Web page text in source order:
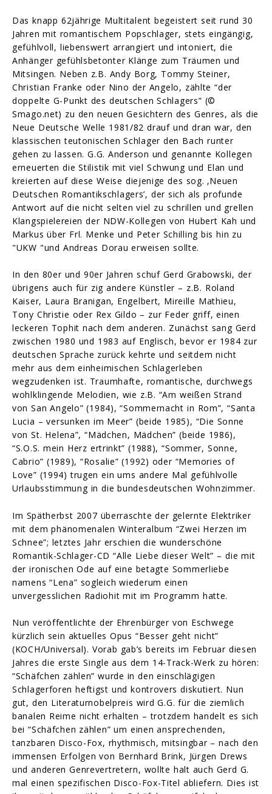
Das knapp 62jährige Multitalent begeistert seit rund 30
Jahren mit romantischem Popschlager, stets eingängig,
gefühlvoll, liebenswert arrangiert und intoniert, die
Anhänger gefühlsbetonter Klänge zum Träumen und
Mitsingen. Neben z.B. Andy Borg, Tommy Steiner,
Christian Franke oder Nino der Angelo, zählte “der
doppelte G-Punkt des deutschen Schlagers” (©
Smago.net) zu den neuen Gesichtern des Genres, als die
Neue Deutsche Welle 1981/82 drauf und dran war, den
klassischen teutonischen Schlager den Bach runter
gehen zu lassen. G.G. Anderson und genannte Kollegen
erneuerten die Stilistik mit viel Schwung und Elan und
kreierten auf diese Weise diejenige des sog. ‚Neuen
Deutschen Romantikschlagers’, der sich als profunde
Antwort auf die nicht selten viel zu schrillen und grellen
Klangspielereien der NDW-Kollegen von Hubert Kah und
Markus über Frl. Menke und Peter Schilling bis hin zu
"UKW "und Andreas Dorau erweisen sollte.
In den 80er und 90er Jahren schuf Gerd Grabowski, der
übrigens auch für zig andere Künstler – z.B. Roland
Kaiser, Laura Branigan, Engelbert, Mireille Mathieu,
Tony Christie oder Rex Gildo – zur Feder griff, einen
leckeren Tophit nach dem anderen. Zunächst sang Gerd
zwischen 1980 und 1983 auf Englisch, bevor er 1984 zur
deutschen Sprache zurück kehrte und seitdem nicht
mehr aus dem einheimischen Schlagerleben
wegzudenken ist. Traumhafte, romantische, durchwegs
wohlklingende Melodien, wie z.B. “Am weißen Strand
von San Angelo” (1984), “Sommernacht in Rom”, “Santa
Lucia – versunken im Meer” (beide 1985), “Die Sonne
von St. Helena”, “Mädchen, Mädchen” (beide 1986),
“S.O.S. mein Herz ertrinkt” (1988), “Sommer, Sonne,
Cabrio” (1989), “Rosalie” (1992) oder “Memories of
Love” (1994) trugen ein ums andere Mal gefühlvolle
Urlaubsstimmung in die bundesdeutschen Wohnzimmer.
Im Spätherbst 2007 überraschte der gelernte Elektriker
mit dem phänomenalen Winteralbum “Zwei Herzen im
Schnee”; letztes Jahr erschien die wunderschöne
Romantik-Schlager-CD “Alle Liebe dieser Welt” – die mit
der ironischen Ode auf eine betagte Sommerliebe
namens “Lena” sogleich wiederum einen
unvergesslichen Radiohit mit im Programm hatte.
Nun veröffentlichte der Ehrenbürger von Eschwege
kürzlich sein aktuelles Opus “Besser geht nicht”
(KOCH/Universal). Vorab gab’s bereits im Februar diesen
Jahres die erste Single aus dem 14-Track-Werk zu hören:
“Schäfchen zählen” wurde in den einschlägigen
Schlagerforen heftigst und kontrovers diskutiert. Nun
gut, den Literaturnobelpreis wird G.G. für die ziemlich
banalen Reime nicht erhalten – trotzdem handelt es sich
bei “Schäfchen zählen” um einen ansprechenden,
tanzbaren Disco-Fox, rhythmisch, mitsingbar – nach den
immensen Erfolgen von Bernhard Brink, Jürgen Drews
und anderen Genrevertretern, wollte halt auch Gerd G.
mal einen spezifischen Disco-Fox-Titel abliefern. Dies ist